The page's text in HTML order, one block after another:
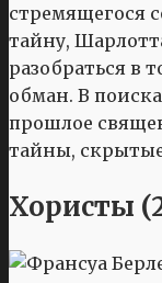
стремящегося
тайну,
разобраться в
обман. В
прошлое
тайны,
Хористы